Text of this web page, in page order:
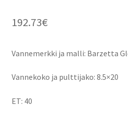
192.73€
Vannemerkki ja malli: Barzetta
Vannekoko ja pulttijako: 8.5×20
ET: 40